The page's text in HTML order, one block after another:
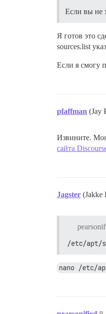
Если вы не
Я готов это
sources.list
Если я смогу
pfaffman (Jay
Извините.
сайта
Jagster (Jakke
/etc/apt/
nano /etc/